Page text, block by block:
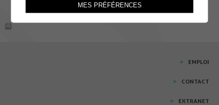
EMPLOI
CONTACT
EXTRANET
MES PRÉFÉRENCES